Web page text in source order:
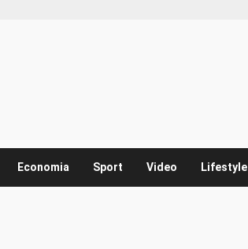
Economia Sport Video Lifestyle